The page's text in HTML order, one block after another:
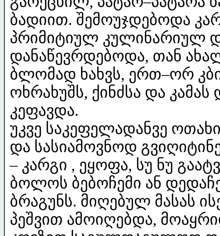
ბადიით. შემოუჯდებოდა
პრიმიტიულ კულინარიულ
დანაწევრდებოდა, თან
ბლომად ხახვს, ერთ–ორ
ოხრახუშს, ქინძსა და
კეფავდა.
უკვე საკეფელადანვე
და სასიამოვნოდ
– კარგი , ეყოფა, სუ ნუ
ბოლოს ბებოჩემი ან
ბრაგუნს. მიღებულ მასას
პეშვით ამოიღებდა,